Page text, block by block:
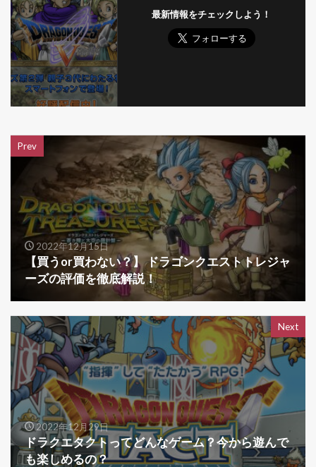
最新情報をチェックしよう！
Prev
2022年12月15日
【買うor買わない？】 ドラゴンクエストトレジャ
ーズの評価を徹底解説！
Next
2022年12月29日
ドラクエタクトってどんなゲーム？今から遊んで
も楽しめるの？